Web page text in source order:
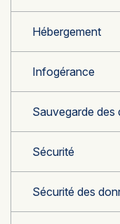
Hébergement
Infogérance
Sauvegarde des
Sécurité
Sécurité des